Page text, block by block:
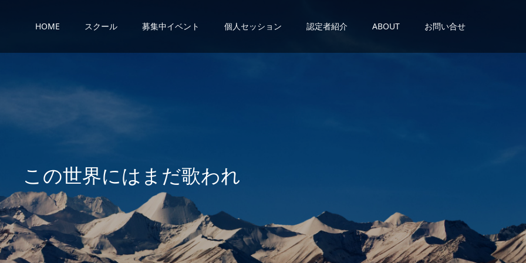
HOME スクール 募集中イベント 個人セッション 認定者紹介 ABOUT お問い合せ
に はまだ歌わ れ ていない